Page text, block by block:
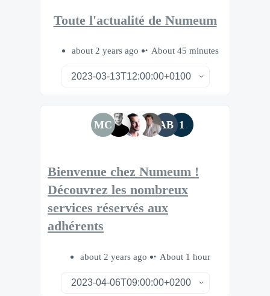
Toute l'actualité de Numeum
about 2 years ago About 45 minutes
MC AB 1
Bienvenue chez Numeum !
Découvrez les nombreux
services réservés aux
adhérents
about 2 years ago About 1 hour